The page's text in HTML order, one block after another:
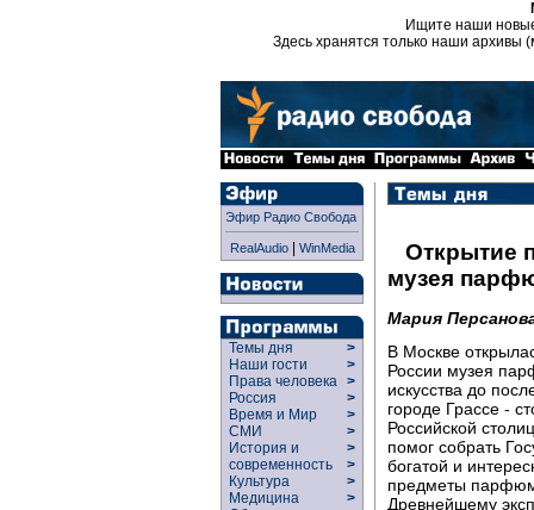
Ищите наши
Здесь хранятся только наши архивы
Эфир Радио Свобода
RealAudio| WinMedia
Темы дня
>
Наши гости
>
Права человека >
Россия
>
Время и Мир
>
СМИ
>
История и
современность
>
>
Культура
>
Медицина
>
Открытие
музея
Мария
В Москве
России музея
искусства до
городе Грассе -
Российской
помог собрать
богатой и
предметы
Древнейшему